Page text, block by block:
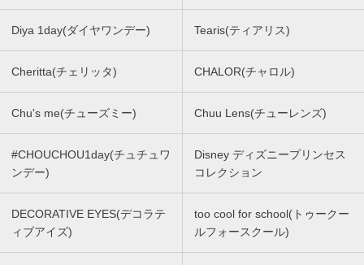
Diya 1day(ダイヤワンデー) Tearis(ティアリス)
Cheritta(チェリッタ) CHALOR(チャロル)
Chu's me(チューズミー) Chuu Lens(チューレンズ)
#CHOUCHOU1day(チュチュワ
ンデー)
Disney ディズニープリンセス
コレクション
DECORATIVE EYES(デコラテ
ィブアイズ)
too cool for school(トゥークー
ルフォースクール)